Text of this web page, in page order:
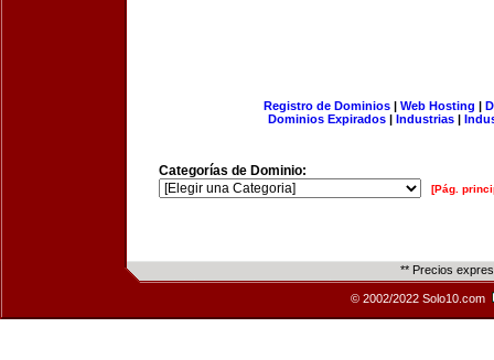
Registro de Dominios| Web Hosting |
Dominios Expirados | Industrias |
Categorías de Dominio:
[Pág.
** Precios
© 2002/2022 Solo10.com